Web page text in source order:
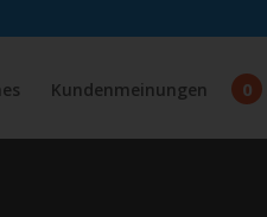
Kundenmeinungen 0